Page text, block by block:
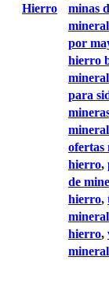
Hierro
minas
por
hierro
para
ofertas
hierro,
de
hierro,
hierro,